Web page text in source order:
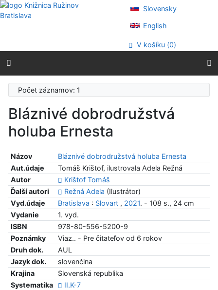
Prejsť na obsah
Prejsť na menu
Prehlásenie o webovej prístupnosti
Slovensky
English
V košíku (0)
Počet záznamov: 1
Bláznivé dobrodružstvá
holuba Ernesta
Názov
Bláznivé dobrodružstvá holuba Ernesta
Aut.údaje
Tomáš Krištof, ilustrovala Adela Režná
Autor
Krištof Tomáš
Ďalší autori
Režná Adela (Ilustrátor)
Vyd.údaje
Bratislava : Slovart, 2021. - 108 s., 24 cm
Vydanie
1. vyd.
ISBN
978-80-556-5200-9
Poznámky
Viaz.. - Pre čitateľov od 6 rokov
Druh dok.
AUL
Jazyk dok.
slovenčina
Krajina
Slovenská republika
Systematika
II.K-7